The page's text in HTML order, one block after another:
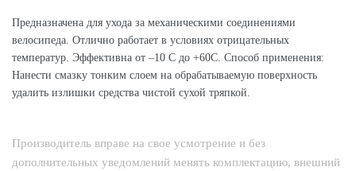
Предназначена для ухода за механическими соединениями
велосипеда. Отлично работает в условиях отрицательных
температур. Эффективна от –10 С до +60С. Способ применения:
Нанести смазку тонким слоем на обрабатываемую поверхность
удалить излишки средства чистой сухой тряпкой.
Производитель вправе на свое усмотрение и без
дополнительных уведомлений менять комплектацию, внешний